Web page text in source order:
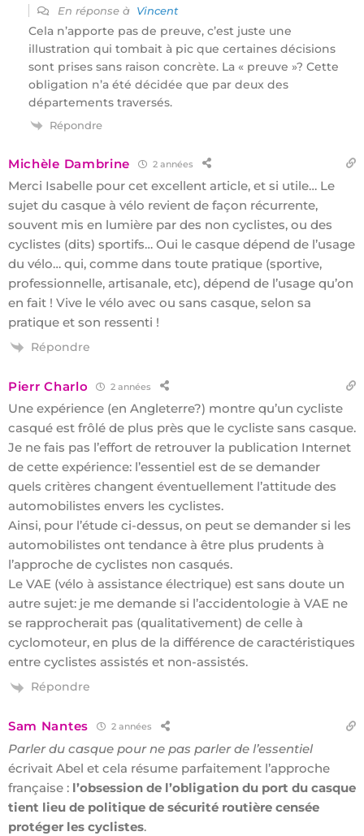
En réponse à Vincent
Cela n’apporte pas de preuve, c’est juste une
illustration qui tombait à pic que certaines décisions
sont prises sans raison concrète. La « preuve »? Cette
obligation n’a été décidée que par deux des
départements traversés.
Répondre
Michèle Dambrine 2 années
Merci Isabelle pour cet excellent article, et si utile… Le
sujet du casque à vélo revient de façon récurrente,
souvent mis en lumière par des non cyclistes, ou des
cyclistes (dits) sportifs… Oui le casque dépend de l’usage
du vélo… qui, comme dans toute pratique (sportive,
professionnelle, artisanale, etc), dépend de l’usage qu’on
en fait ! Vive le vélo avec ou sans casque, selon sa
pratique et son ressenti !
Répondre
Pierr Charlo 2 années
Une expérience (en Angleterre?) montre qu’un cycliste
casqué est frôlé de plus près que le cycliste sans casque.
Je ne fais pas l’effort de retrouver la publication Internet
de cette expérience: l’essentiel est de se demander
quels critères changent éventuellement l’attitude des
automobilistes envers les cyclistes.
Ainsi, pour l’étude ci-dessus, on peut se demander si les
automobilistes ont tendance à être plus prudents à
l’approche de cyclistes non casqués.
Le VAE (vélo à assistance électrique) est sans doute un
autre sujet: je me demande si l’accidentologie à VAE ne
se rapprocherait pas (qualitativement) de celle à
cyclomoteur, en plus de la différence de caractéristiques
entre cyclistes assistés et non-assistés.
Répondre
Sam Nantes 2 années
Parler du casque pour ne pas parler de l’essentiel
écrivait Abel et cela résume parfaitement l’approche
française : l’obsession de l’obligation du port du casque
tient lieu de politique de sécurité routière censée
protéger les cyclistes.